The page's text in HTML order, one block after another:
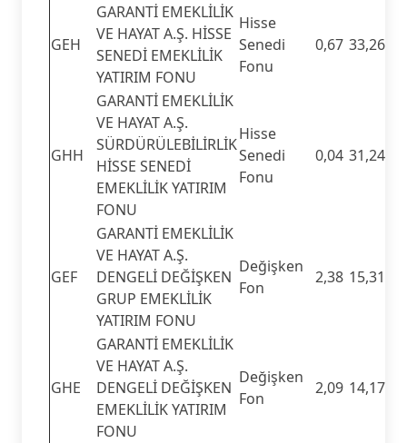
GEH
GARANTİ EMEKLİLİK
VE HAYAT A.Ş. HİSSE
SENEDİ EMEKLİLİK
YATIRIM FONU
Hisse
Senedi
Fonu
0,67 33,26
GHH
GARANTİ EMEKLİLİK
VE HAYAT A.Ş.
SÜRDÜRÜLEBİLİRLİK
HİSSE SENEDİ
EMEKLİLİK YATIRIM
FONU
Hisse
Senedi
Fonu
0,04 31,24
GEF
GARANTİ EMEKLİLİK
VE HAYAT A.Ş.
DENGELİ DEĞİŞKEN
GRUP EMEKLİLİK
YATIRIM FONU
Değişken
Fon
2,38 15,31
GHE
GARANTİ EMEKLİLİK
VE HAYAT A.Ş.
DENGELİ DEĞİŞKEN
EMEKLİLİK YATIRIM
FONU
Değişken
Fon
2,09 14,17